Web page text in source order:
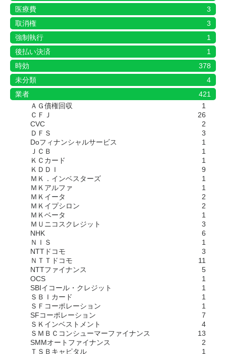
医療費
3
取消権
3
強制執行
1
後払い決済
1
時効
378
未分類
4
業者
421
ＡＧ債権回収
1
ＣＦＪ
26
CVC
2
ＤＦＳ
3
Doフィナンシャルサービス
1
ＪＣＢ
1
ＫＣカード
1
ＫＤＤＩ
9
ＭＫ．インベスターズ
1
ＭＫアルファ
1
ＭＫイータ
2
ＭＫイプシロン
2
ＭＫベータ
1
ＭＵニコスクレジット
3
NHK
6
ＮＩＳ
1
NTTドコモ
3
ＮＴＴドコモ
11
NTTファイナンス
5
OCS
1
SBIイコール・クレジット
1
ＳＢＩカード
1
ＳＦコーポレーション
1
SFコーポレーション
7
ＳＫインベストメント
4
ＳＭＢＣコンシューマーファイナンス
13
SMMオートファイナンス
2
ＴＳＢキャピタル
1